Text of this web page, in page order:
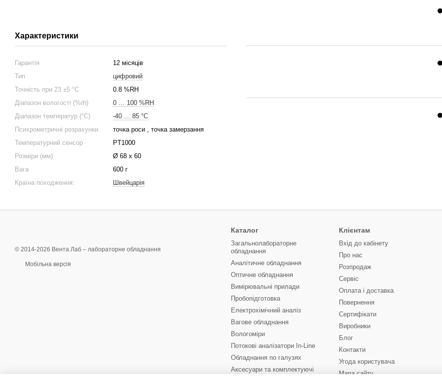
Характеристики
Гарантія
12 місяців
Тип
цифровий
Точність при 23 ±5 °C
0.8 %RH
Діапазон вологості (%rh)
0 … 100 %RH
Діапазон температур (°C)
-40 … 85 °C
Психрометричні розрахунки
точка роси , точка замерзання
Температурний сенсор
PT1000
Розміри (мм)
Ø 68 x 60
Вага
600 г
Країна походження:
Швейцарія
© 2014-2026 Вента Лаб – лабораторне обладнання
Мобільна версія
Каталог
Загальнолабораторне
обладнання
Аналітичне обладнання
Оптичне обладнання
Вимірювальні прилади
Пробопідготовка
Електрохімічний аналіз
Вагове обладнання
Вологоміри
Потокові аналізатори In-Line
Обладнання по галузях
Аксесуари та комплектуючі
Клієнтам
Вхід до кабінету
Про нас
Розпродаж
Сервіс
Оплата і доставка
Повернення
Сертифікати
Виробники
Блог
Контакти
Угода користувача
Мапа сайту